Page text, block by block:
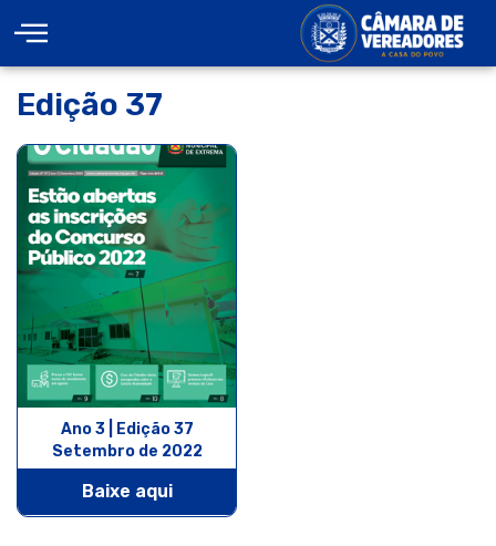
Edição 37
Ano 3 | Edição 37
Setembro de 2022
Baixe aqui